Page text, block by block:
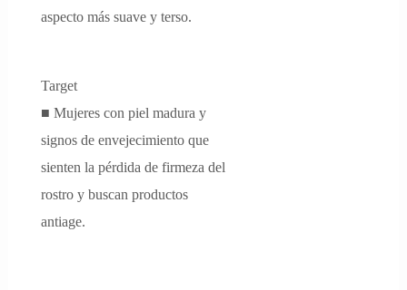
aspecto más suave y terso.
Target
■ Mujeres con piel madura y
signos de envejecimiento que
sienten la pérdida de firmeza del
rostro y buscan productos
antiage.